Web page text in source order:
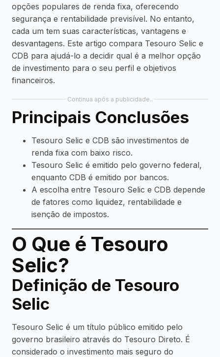
opções populares de renda fixa, oferecendo
segurança e rentabilidade previsível. No entanto,
cada um tem suas características, vantagens e
desvantagens. Este artigo compara Tesouro Selic e
CDB para ajudá-lo a decidir qual é a melhor opção
de investimento para o seu perfil e objetivos
financeiros.
Continua após a publicidade..
Principais Conclusões
Tesouro Selic e CDB são investimentos de
renda fixa com baixo risco.
Tesouro Selic é emitido pelo governo federal,
enquanto CDB é emitido por bancos.
A escolha entre Tesouro Selic e CDB depende
de fatores como liquidez, rentabilidade e
isenção de impostos.
O Que é Tesouro
Selic?
Definição de Tesouro
Selic
Tesouro Selic é um título público emitido pelo
governo brasileiro através do Tesouro Direto. É
considerado o investimento mais seguro do